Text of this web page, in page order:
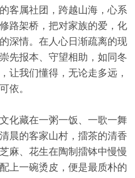
客属社团，跨越山海，心系
路架桥，把对家族的爱，化
深情。在人心日渐疏离的现
先报本、守望相助，如同冬
让我们懂得，无论走多远，
依。
化藏在一粥一饭、一歌一舞
晨的客家山村，擂茶的清香
麻、花生在陶制擂钵中慢慢
上一碗烫皮，便是最质朴的